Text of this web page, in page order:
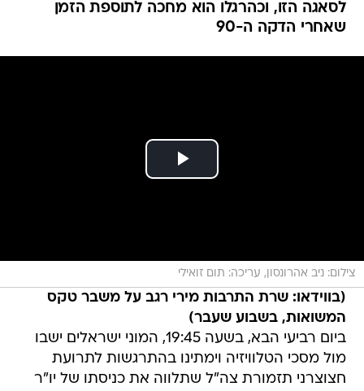
לסאגה הזו, וכהרגלו הוא מחכה לתוספת הזמן
שאחרי הדקה ה-90
צילום: ניב אהרונסון, עריכה: תום זואילי
(בווידאו: שרת התרבות מירי רגב על משבר טקס
המשואות, בשבוע שעבר)
ביום רביעי הבא, בשעה 19:45, המוני ישראלים ישבו
מול מסכי הטלוויזיה וימתינו בהתרגשות לתרועת
חצוצרני תזמורת צה"ל שתלווה את כניסתו של יו"ר